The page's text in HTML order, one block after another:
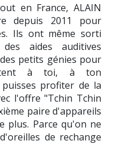
en France, ALAIN
depuis 2011 pour
Ils ont même sorti
aides auditives
petits génies pour
à toi, à ton
profiter de la
l'offre "Tchin Tchin
paire d'appareils
plus. Parce qu'on ne
de rechange